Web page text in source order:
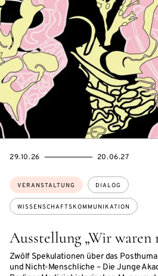
Ausstellung „Wir waren
Zwölf Spekulationen über das
und Nicht-Menschliche – Die Junge
Themen:
VERANSTALTUNG DIALOG
WISSENSCHAFTSKOMMUNIKATION
EVENTBEGINSON
29.10.26
EVENTENDSON 20.06.27